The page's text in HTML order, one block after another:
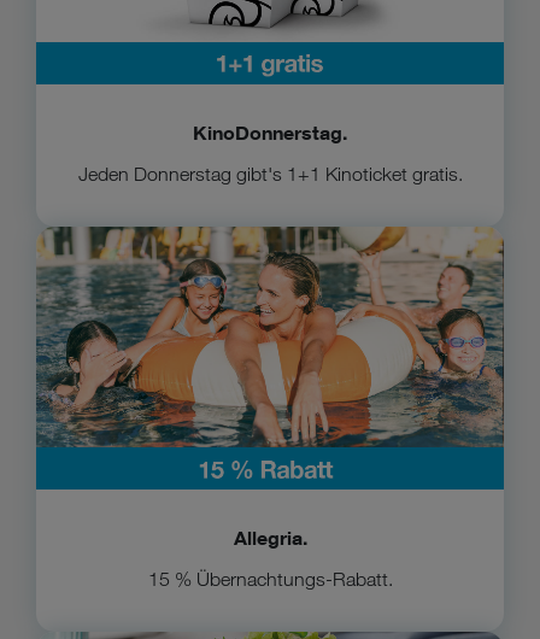
KinoDonnerstag.
Jeden Donnerstag gibt's 1+1 Kinoticket gratis.
Allegria.
15 % Übernachtungs-Rabatt.
Zu Allegria